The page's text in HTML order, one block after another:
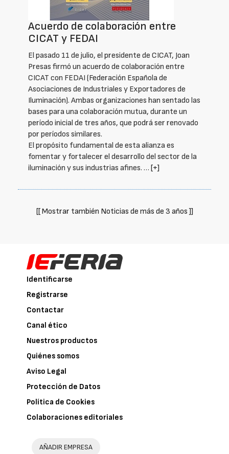
Acuerdo de colaboración entre
CICAT y FEDAI
El pasado 11 de julio, el presidente de CICAT, Joan
Presas firmó un acuerdo de colaboración entre
CICAT con FEDAI (Federación Española de
Asociaciones de Industriales y Exportadores de
Iluminación). Ambas organizaciones han sentado las
bases para una colaboración mutua, durante un
período inicial de tres años, que podrá ser renovado
por períodos similares.
El propósito fundamental de esta alianza es
fomentar y fortalecer el desarrollo del sector de la
iluminación y sus industrias afines. … [+]
[[ Mostrar también Noticias de más de 3 años ]]
Identificarse
Registrarse
Contactar
Canal ético
Nuestros productos
Quiénes somos
Aviso Legal
Protección de Datos
Política de Cookies
Colaboraciones editoriales
AÑADIR EMPRESA